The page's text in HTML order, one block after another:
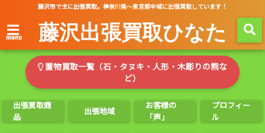
藤沢市で主に出張買取。神奈川県～東京都全域に出張買取しています！
menu 藤沢出張買取ひなた
置物買取一覧（石・タヌキ・人形・木彫りの熊な
ど）
出張買取商
品
出張地域
お客様の
「声」
プロフィー
ル